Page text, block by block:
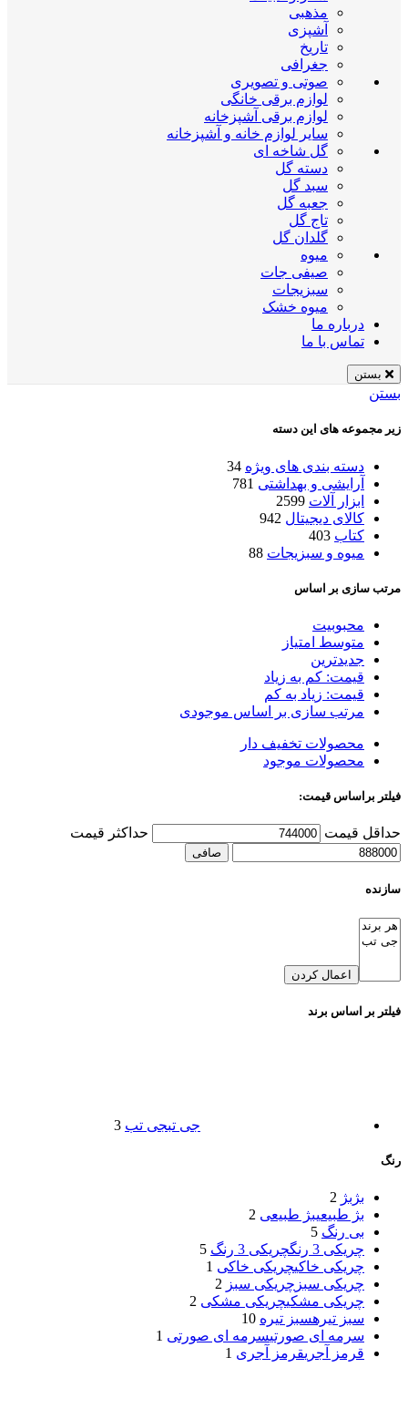
مذهبی
آشپزی
تاریخ
جغرافی
صوتی و تصویری
لوازم برقی خانگی
لوازم برقی آشپزخانه
سایر لوازم خانه و آشپزخانه
گل شاخه ای
دسته گل
سبد گل
جعبه گل
تاج گل
گلدان گل
میوه
صیفی جات
سبزیجات
میوه خشک
درباره ما
تماس با ما
بستن
بستن
زیر مجموعه های این دسته
دسته بندی های ویژه 34
آرایشی و بهداشتی 781
ابزار آلات 2599
کالای دیجیتال 942
کتاب 403
میوه و سبزیجات 88
مرتب سازی بر اساس
محبوبیت
متوسط امتیاز
جدیدترین
قیمت: کم به زیاد
قیمت: زیاد به کم
مرتب سازی بر اساس موجودی
محصولات تخفیف دار
محصولات موجود
فیلتر براساس قیمت:
حداقل قیمت حداكثر قيمت
صافی
سازنده
اعمال کردن
فیلتر بر اساس برند
جی تبجی تب 3
رنگ
بژ بژ 2
بژ طبیعیبژ طبیعی 2
بی رنگ 5
چریکی 3 رنگ
چریکی 3 رنگ
5
چریکی خاکیچریکی خاکی 1
چریکی سبز چریکی سبز 2
چریکی مشکیچریکی مشکی 2
سبز تیرهسبز تیره 10
سرمه ای صورتیسرمه ای صورتی 1
قرمز آجریقرمز آجری 1